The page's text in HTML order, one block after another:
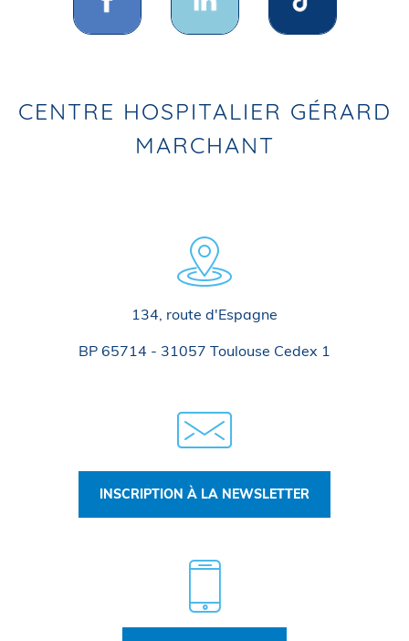
CENTRE HOSPITALIER GÉRARD
MARCHANT
134, route d'Espagne
BP 65714 - 31057 Toulouse Cedex 1
INSCRIPTION À LA NEWSLETTER